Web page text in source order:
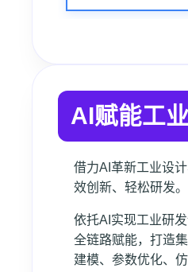
AI赋能工
借力AI革新工业设
效创新、轻松研发。
依托AI实现工业研
全链路赋能，打造
建模、参数优化、